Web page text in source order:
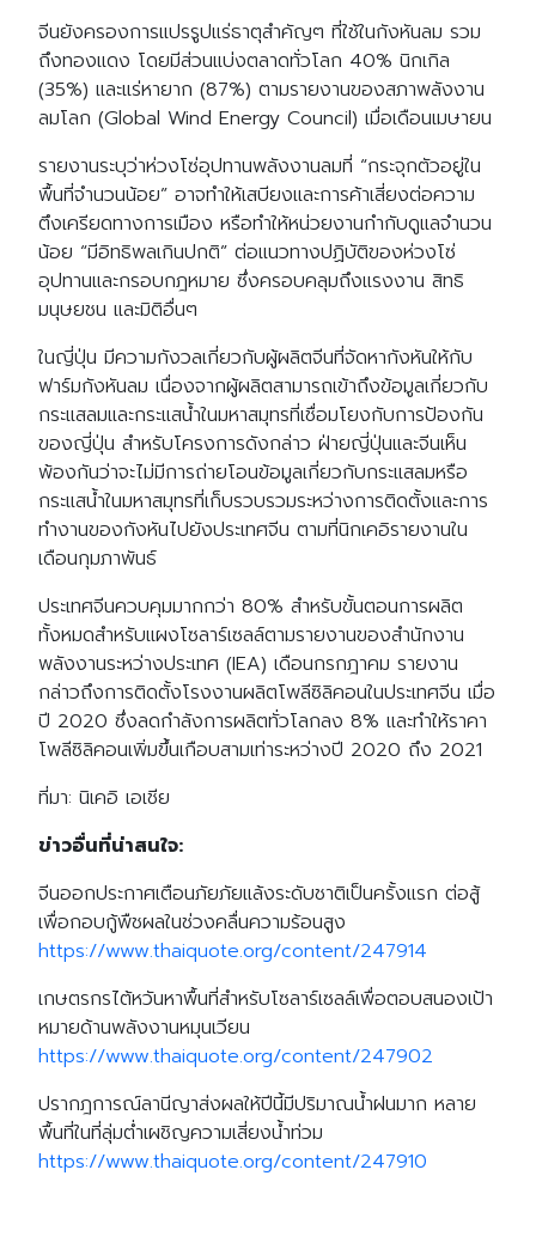
จีนยังครองการแปรรูปแร่ธาตุสำคัญๆ ที่ใช้ในกังหันลม รวม
ถึงทองแดง โดยมีส่วนแบ่งตลาดทั่วโลก 40% นิกเกิล
(35%) และแร่หายาก (87%) ตามรายงานของสภาพลังงาน
ลมโลก (Global Wind Energy Council) เมื่อเดือนเมษายน
รายงานระบุว่าห่วงโซ่อุปทานพลังงานลมที่ “กระจุกตัวอยู่ใน
พื้นที่จำนวนน้อย” อาจทำให้เสบียงและการค้าเสี่ยงต่อความ
ตึงเครียดทางการเมือง หรือทำให้หน่วยงานกำกับดูแลจำนวน
น้อย “มีอิทธิพลเกินปกติ” ต่อแนวทางปฏิบัติของห่วงโซ่
อุปทานและกรอบกฎหมาย ซึ่งครอบคลุมถึงแรงงาน สิทธิ
มนุษยชน และมิติอื่นๆ
ในญี่ปุ่น มีความกังวลเกี่ยวกับผู้ผลิตจีนที่จัดหากังหันให้กับ
ฟาร์มกังหันลม เนื่องจากผู้ผลิตสามารถเข้าถึงข้อมูลเกี่ยวกับ
กระแสลมและกระแสน้ำในมหาสมุทรที่เชื่อมโยงกับการป้องกัน
ของญี่ปุ่น สำหรับโครงการดังกล่าว ฝ่ายญี่ปุ่นและจีนเห็น
พ้องกันว่าจะไม่มีการถ่ายโอนข้อมูลเกี่ยวกับกระแสลมหรือ
กระแสน้ำในมหาสมุทรที่เก็บรวบรวมระหว่างการติดตั้งและการ
ทำงานของกังหันไปยังประเทศจีน ตามที่นิกเคอิรายงานใน
เดือนกุมภาพันธ์
ประเทศจีนควบคุมมากกว่า 80% สำหรับขั้นตอนการผลิต
ทั้งหมดสำหรับแผงโซลาร์เซลล์ตามรายงานของสำนักงาน
พลังงานระหว่างประเทศ (IEA) เดือนกรกฎาคม รายงาน
กล่าวถึงการติดตั้งโรงงานผลิตโพลีซิลิคอนในประเทศจีน เมื่อ
ปี 2020 ซึ่งลดกำลังการผลิตทั่วโลกลง 8% และทำให้ราคา
โพลีซิลิคอนเพิ่มขึ้นเกือบสามเท่าระหว่างปี 2020 ถึง 2021
ที่มา: นิเคอิ เอเชีย
ข่าวอื่นที่น่าสนใจ:
จีนออกประกาศเตือนภัยภัยแล้งระดับชาติเป็นครั้งแรก ต่อสู้
เพื่อกอบกู้พืชผลในช่วงคลื่นความร้อนสูง
https://www.thaiquote.org/content/247914
เกษตรกรไต้หวันหาพื้นที่สำหรับโซลาร์เซลล์เพื่อตอบสนองเป้า
หมายด้านพลังงานหมุนเวียน
https://www.thaiquote.org/content/247902
ปรากฎการณ์ลานีญาส่งผลให้ปีนี้มีปริมาณน้ำฝนมาก หลาย
พื้นที่ในที่ลุ่มต่ำเผชิญความเสี่ยงน้ำท่วม
https://www.thaiquote.org/content/247910